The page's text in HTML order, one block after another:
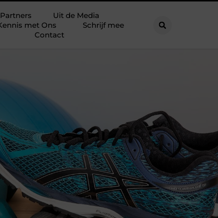
Partners
Uit de Media
met Ons
Schrijf mee
Contact